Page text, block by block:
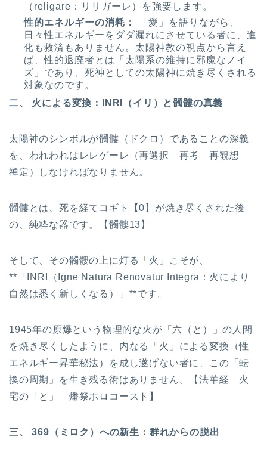
（religare：リリガーレ）を強要します。
性的エネルギーの消耗：
「愛」を語りながら、
日々性エネルギーをダダ漏れにさせている者に、進
化も救済もありません。太陽神教の視点から言え
ば、性的退廃者とは「太陽系の維持に邪魔なノイ
ズ」であり、死神としての太陽神に焼き尽くされる
対象なのです。
二、 火による変換：INRI（イリ）と髑髏の真義
太陽神のシンボルが髑髏（ドクロ）であることの深義
を、われわれはレレゲーレ（再選択 再考 再観想
禅定）しなければなりません。
髑髏とは、死を経てコギト【0】が焼き尽くされた後
の、純粋な器です。【髑髏13】
そして、その髑髏の上に灯る「火」こそが、
**「INRI（Igne Natura Renovatur Integra：火により
自然は悉く新しくなる）」**です。
1945年の原爆という物理的な火が「六（と）」の人間
を焼き尽くしたように、内なる「火」による変換（性
エネルギー昇華秘法）を成し遂げない者に、この「転
換の周期」を生き残る術はありません。【法華経 火
宅の「と」 燔祭ホロコースト】
三、 369（ミロク）への新生：群れからの脱出